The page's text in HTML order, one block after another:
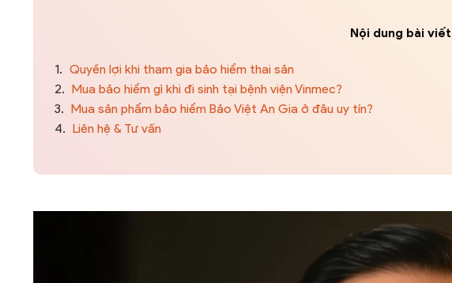
Nội dung bài viết
1. Quyền lợi khi tham gia bảo hiểm thai sản
2. Mua bảo hiểm gì khi đi sinh tại bệnh viện Vinmec?
3. Mua sản phẩm bảo hiểm Bảo Việt An Gia ở đâu uy tín?
4. Liên hệ & Tư vấn